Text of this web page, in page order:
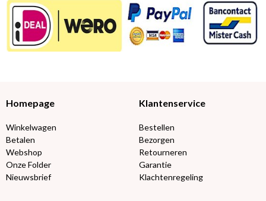
Homepage
Winkelwagen
Betalen
Webshop
Onze Folder
Nieuwsbrief
Klantenservice
Bestellen
Bezorgen
Retourneren
Garantie
Klachtenregeling